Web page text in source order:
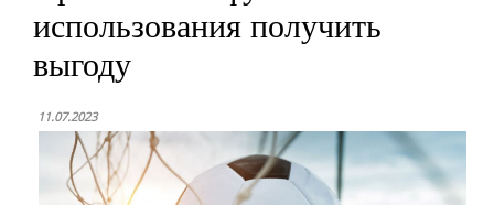
использования получить
выгоду
11.07.2023